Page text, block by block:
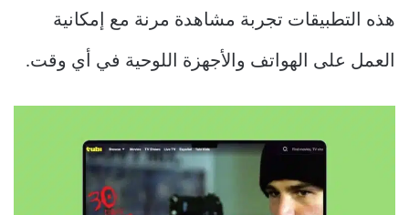
هذه التطبيقات تجربة مشاهدة مرنة مع إمكانية
العمل على الهواتف والأجهزة اللوحية في أي وقت.